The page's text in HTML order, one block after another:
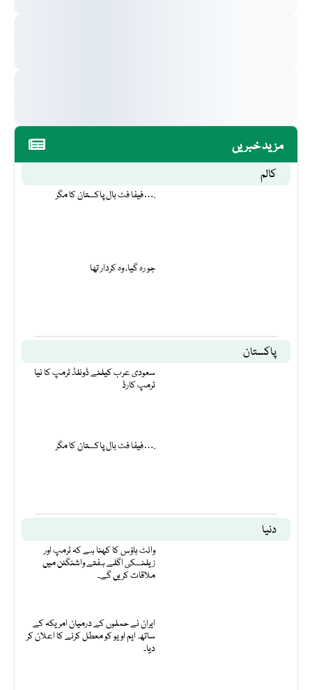
مزید خبریں
کالم
فیفا فٹ بال پاکستان کا مگر….
جو رہ گیا، وہ کردار تھا
پاکستان
سعودی عرب کیلئے ڈونلڈ ٹرمپ کا نیا
ٹرمپ کارڈ
فیفا فٹ بال پاکستان کا مگر….
دنیا
وائٹ ہاؤس کا کہنا ہے کہ ٹرمپ اور
زیلنسکی اگلے ہفتے واشنگٹن میں
ملاقات کریں گے۔
ایران نے حملوں کے درمیان امریکہ کے
ساتھ ایم او یو کو معطل کرنے کا اعلان کر
دیا۔